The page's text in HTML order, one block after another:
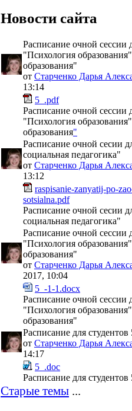
Новости сайта
Расписание очной сессии
"Психология
образования"
от Старченко Дарья
13:14
5_.pdf
Расписание очной сессии
"Психология
образования"
Расписание очной сесии
социальная педагогика"
от Старченко Дарья
13:12
raspisanie-zanyatij-po-
sotsialna.pdf
Расписание очной сесии
социальная педагогика"
Расписание очной сессии
"Психология
образования"
от Старченко Дарья
2017, 10:04
5_-1-1.docx
Расписание очной сессии
"Психология
образования"
Расписание для
от Старченко Дарья
14:17
5_.doc
Расписание для студентов
Старые темы ...